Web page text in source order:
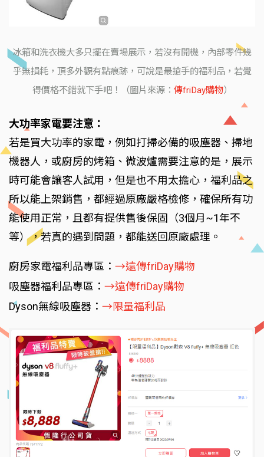
冰箱和洗衣機大多只擺在賣場展示，若沒有開機，內部零件幾
乎無損耗，頂多外觀有點痕跡，可說是最搶手的福利品，若覺
得價格不錯就下手吧！（圖片來源： 傳friDay購物）
大功率家電要注意：
若是買大功率的家電，例如打掃必備的吸塵器、掃地
機器人，或廚房的烤箱、微波爐需要注意的是，展示
時可能會讓客人試用，但是也不用太擔心，福利品之
所以能上架銷售，都經過原廠嚴格檢修，確保所有功
能使用正常，且都有提供售後保固（3個月~1年不
等），若真的遇到問題，都能送回原廠處理。
廚房家電福利品專區： →遠傳friDay購物
吸塵器福利品專區： →遠傳friDay購物
Dyson無線吸塵器： →限量福利品